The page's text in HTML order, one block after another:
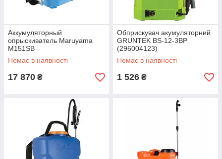
Аккумуляторный
опрыскиватель Maruyama
M151SB
Немає в наявності
17 870 ₴
Обприскувач акумуляторний
GRUNTEK BS-12-3BP
(296004123)
Немає в наявності
1 526 ₴